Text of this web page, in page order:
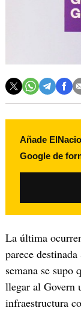
Añade
Google de
La última
parece
semana se supo
llegar al Govern
infraestructura